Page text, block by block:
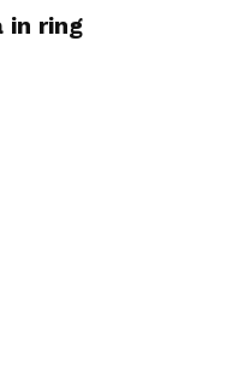
in ring